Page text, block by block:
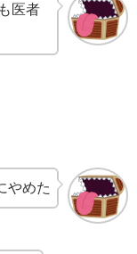
医者
やめた